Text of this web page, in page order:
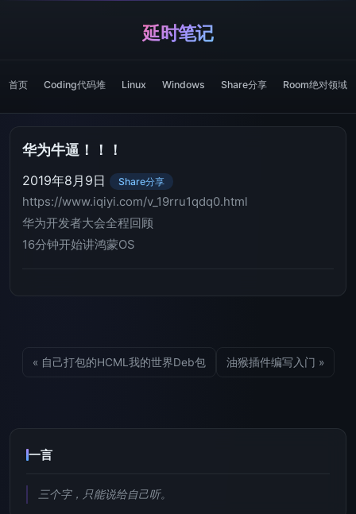
延时笔记
首页 Coding代码堆 Linux Windows Share分享 Room绝对领域
华为牛逼！！！
2019年8月9日 Share分享
https://www.iqiyi.com/v_19rru1qdq0.html
华为开发者大会全程回顾
16分钟开始讲鸿蒙OS
« 自己打包的HCML我的世界Deb包 油猴插件编写入门 »
一言
三个字，只能说给自己听。